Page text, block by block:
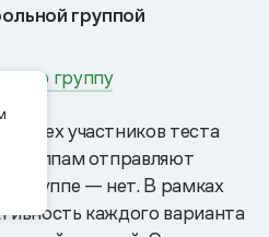
группой
группу
всех участников теста
группам отправляют
группе — нет. В рамках
каждого варианта